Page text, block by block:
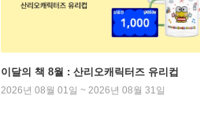
이달의 책 8월 : 산리오캐릭터즈 유리컵
2026년 08월 01일 ~ 2026년 08월 31일